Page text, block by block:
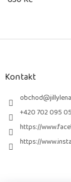
Z
Kontakt
obchod@
+420 702 095
https://
https://